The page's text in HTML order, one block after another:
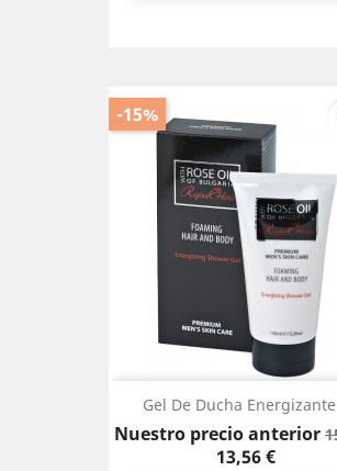
Gel De Ducha
Nuestro precio anterior
13,56 €
-15%